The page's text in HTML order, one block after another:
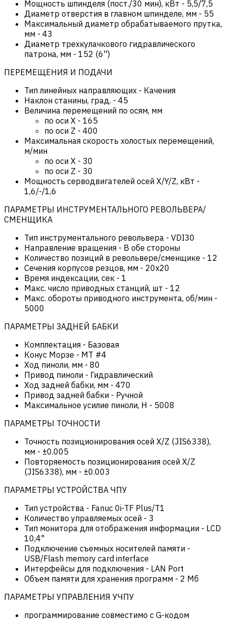
Мощность шпинделя (пост./30 мин), кВт - 5,5/7,5
Диаметр отверстия в главном шпинделе, мм - 55
Максимальный диаметр обрабатываемого прутка,
мм - 43
Диаметр трехкулачкового гидравлического
патрона, мм - 152 (6'')
ПЕРЕМЕЩЕНИЯ И ПОДАЧИ
Тип линейных направляющих - Качения
Наклон станины, град. - 45
Величина перемещений по осям, мм
по оси Х - 165
по оси Z - 400
Максимальная скорость холостых перемещений,
м/мин
по оси Х - 30
по оси Z - 30
Мощность серводвигателей осей X/Y/Z, кВт -
1,6/-/1,6
ПАРАМЕТРЫ ИНСТРУМЕНТАЛЬНОГО РЕВОЛЬВЕРА/
СМЕНЩИКА
Тип инструментального револьвера - VDI30
Направление вращения - В обе стороны
Количество позиций в револьвере/сменщике - 12
Сечения корпусов резцов, мм - 20х20
Время индексации, сек - 1
Макс. число приводных станций, шт - 12
Макс. обороты приводного инструмента, об/мин -
5000
ПАРАМЕТРЫ ЗАДНЕЙ БАБКИ
Комплектация - Базовая
Конус Морзе - MT #4
Ход пиноли, мм - 80
Привод пиноли - Гидравлический
Ход задней бабки, мм - 470
Привод задней бабки - Ручной
Максимальное усилие пиноли, Н - 5008
ПАРАМЕТРЫ ТОЧНОСТИ
Точность позиционирования осей X/Z (JIS6338),
мм - ±0.005
Повторяемость позиционирования осей X/Z
(JIS6338), мм - ±0.003
ПАРАМЕТРЫ УСТРОЙСТВА ЧПУ
Тип устройства - Fanuc 0i-TF Plus/T1
Количество управляемых осей - 3
Тип монитора для отображения информации - LCD
10,4"
Подключение съемных носителей памяти -
USB/Flash memory card interface
Интерфейсы для подключения - LAN Port
Объем памяти для хранения программ - 2 Мб
ПАРАМЕТРЫ УПРАВЛЕНИЯ УЧПУ
программирование совместимо с G-кодом